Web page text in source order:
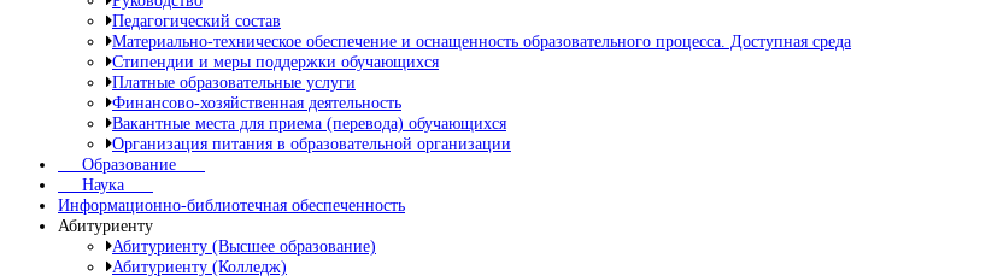
Педагогический состав
Материально-техническое обеспечение и оснащенность образовательного процесса. Доступная среда
Стипендии и меры поддержки обучающихся
Платные образовательные услуги
Финансово-хозяйственная деятельность
Вакантные места для приема (перевода) обучающихся
Организация питания в образовательной организации
Образование
Наука
Информационно-библиотечная обеспеченность
Абитуриенту
Абитуриенту (Высшее образование)
Абитуриенту (Колледж)